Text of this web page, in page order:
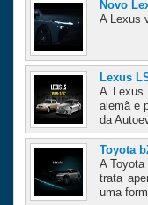
Novo
A Lexus
Lexus
A Lexus
alemã e
da
Toyota
A
trata
uma